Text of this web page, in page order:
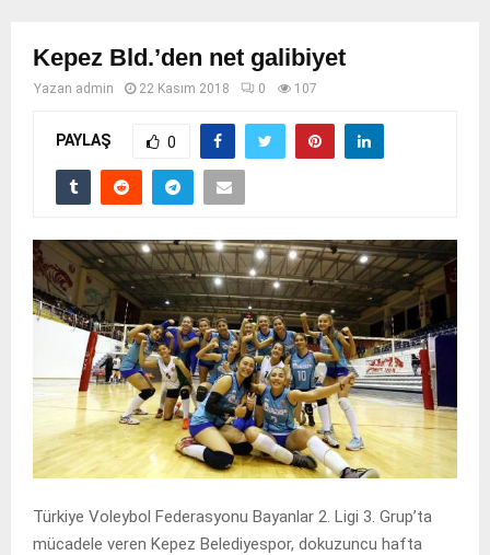
Kepez Bld.’den net galibiyet
Yazan admin 22 Kasım 2018 0 107
PAYLAŞ 0
Türkiye Voleybol Federasyonu Bayanlar 2. Ligi 3. Grup’ta
mücadele veren Kepez Belediyespor, dokuzuncu hafta